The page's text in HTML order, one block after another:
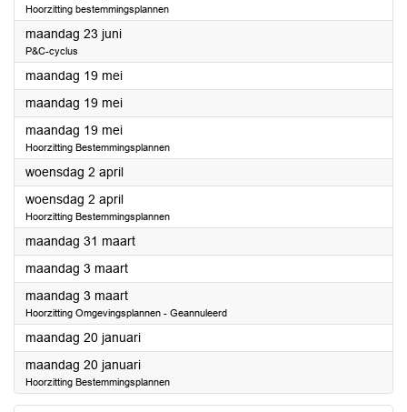
Hoorzitting bestemmingsplannen
maandag 23 juni2025
P&C-cyclus
maandag 19 mei2025
maandag 19 mei2025
maandag 19 mei2025
Hoorzitting Bestemmingsplannen
woensdag 2 april2025
woensdag 2 april2025
Hoorzitting Bestemmingsplannen
maandag 31 maart2025
maandag 3 maart2025
maandag 3 maart2025
Hoorzitting Omgevingsplannen - Geannuleerd
maandag 20 januari2025
maandag 20 januari2025
Hoorzitting Bestemmingsplannen